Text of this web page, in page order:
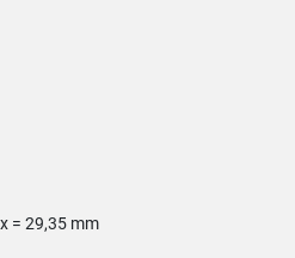
= 29,35 mm